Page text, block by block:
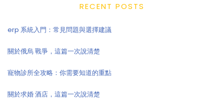
RECENT POSTS
erp 系統入門：常見問題與選擇建議
關於俄烏 戰爭，這篇一次說清楚
寵物診所全攻略：你需要知道的重點
關於求婚 酒店，這篇一次說清楚